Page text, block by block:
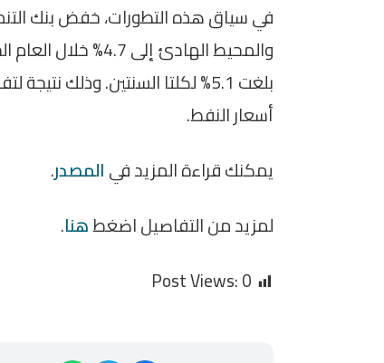
في سياق هذه التطورات، خفض بنك
بلغت 5.1% لكلتا السنتين. وذلك
أسعار النفط.
يمكنك قراءة المزيد فيالمصدر.
لمزيد من التفاصيل اضغطهنا.
Post Views:0